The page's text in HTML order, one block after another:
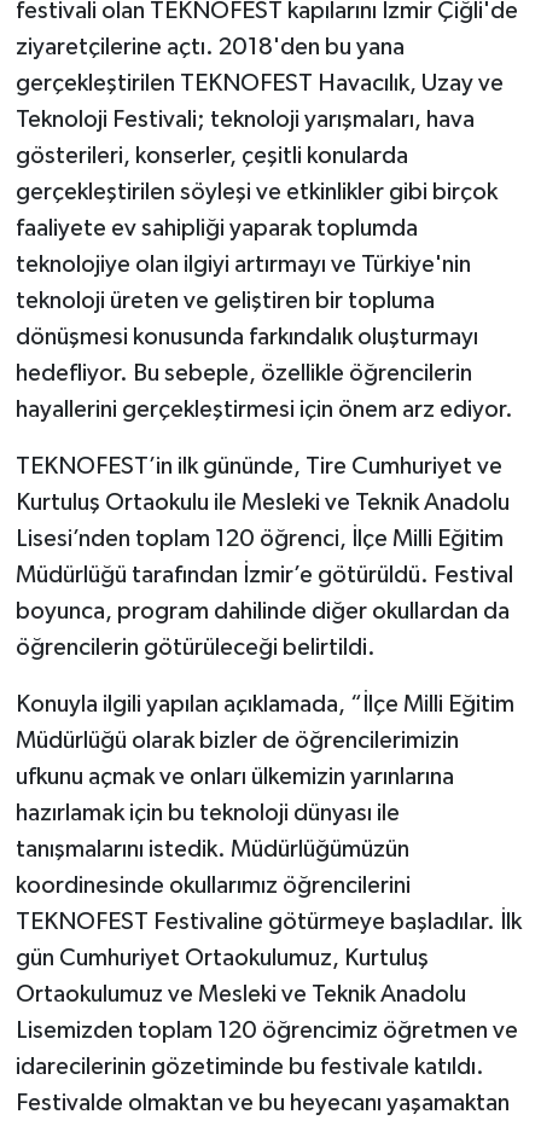
festivali olan TEKNOFEST kapılarını İzmir Çiğli'de
ziyaretçilerine açtı. 2018'den bu yana
gerçekleştirilen TEKNOFEST Havacılık, Uzay ve
Teknoloji Festivali; teknoloji yarışmaları, hava
gösterileri, konserler, çeşitli konularda
gerçekleştirilen söyleşi ve etkinlikler gibi birçok
faaliyete ev sahipliği yaparak toplumda
teknolojiye olan ilgiyi artırmayı ve Türkiye'nin
teknoloji üreten ve geliştiren bir topluma
dönüşmesi konusunda farkındalık oluşturmayı
hedefliyor. Bu sebeple, özellikle öğrencilerin
hayallerini gerçekleştirmesi için önem arz ediyor.
TEKNOFEST’in ilk gününde, Tire Cumhuriyet ve
Kurtuluş Ortaokulu ile Mesleki ve Teknik Anadolu
Lisesi’nden toplam 120 öğrenci, İlçe Milli Eğitim
Müdürlüğü tarafından İzmir’e götürüldü. Festival
boyunca, program dahilinde diğer okullardan da
öğrencilerin götürüleceği belirtildi.
Konuyla ilgili yapılan açıklamada, “İlçe Milli Eğitim
Müdürlüğü olarak bizler de öğrencilerimizin
ufkunu açmak ve onları ülkemizin yarınlarına
hazırlamak için bu teknoloji dünyası ile
tanışmalarını istedik. Müdürlüğümüzün
koordinesinde okullarımız öğrencilerini
TEKNOFEST Festivaline götürmeye başladılar. İlk
gün Cumhuriyet Ortaokulumuz, Kurtuluş
Ortaokulumuz ve Mesleki ve Teknik Anadolu
Lisemizden toplam 120 öğrencimiz öğretmen ve
idarecilerinin gözetiminde bu festivale katıldı.
Festivalde olmaktan ve bu heyecanı yaşamaktan